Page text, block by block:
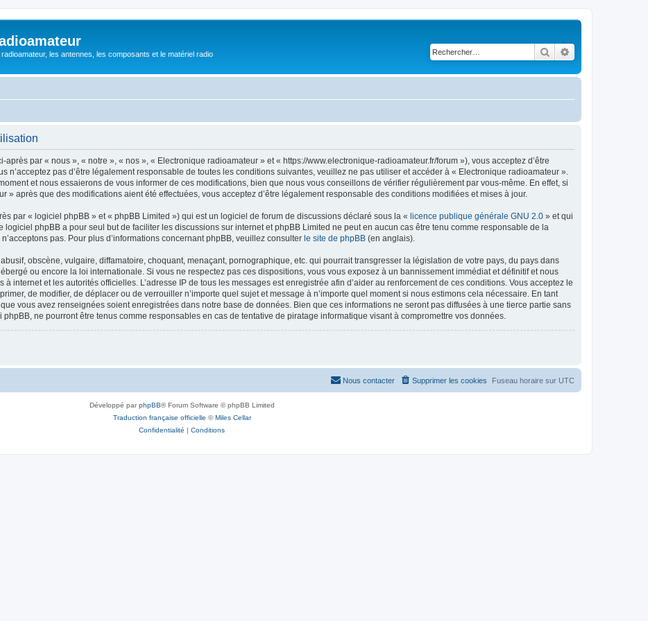
les antennes, les composants et le matériel radio Rechercher
par « nous », « notre », « nos », « Electronique radioamateur » et « https://www.electronique-radioamateur.fr/forum »), vous acceptez d’être
n’acceptez pas d’être légalement responsable de toutes les conditions suivantes, veuillez ne pas utiliser et accéder à « Electronique radioamateur ».
et nous essaierons de vous informer de ces modifications, bien que nous vous conseillons de vérifier régulièrement par vous-même. En effet, si
» après que des modifications aient été effectuées, vous acceptez d’être légalement responsable des conditions modifiées et mises à jour.
par « logiciel phpBB » et « phpBB Limited ») qui est un logiciel de forum de discussions déclaré sous la « licence publique générale GNU 2.0 » et qui
logiciel phpBB a pour seul but de faciliter les discussions sur internet et phpBB Limited ne peut en aucun cas être tenu comme responsable de la
pas. Pour plus d’informations concernant phpBB, veuillez consulter le site de phpBB (en anglais).
obscène, vulgaire, diffamatoire, choquant, menaçant, pornographique, etc. qui pourrait transgresser la législation de votre pays, du pays dans
ou encore la loi internationale. Si vous ne respectez pas ces dispositions, vous vous exposez à un bannissement immédiat et définitif et nous
à internet et les autorités officielles. L’adresse IP de tous les messages est enregistrée afin d’aider au renforcement de ces conditions. Vous acceptez le
de modifier, de déplacer ou de verrouiller n’importe quel sujet et message à n’importe quel moment si nous estimons cela nécessaire. En tant
vous avez renseignées soient enregistrées dans notre base de données. Bien que ces informations ne seront pas diffusées à une tierce partie sans
ne pourront être tenus comme responsables en cas de tentative de piratage informatique visant à compromettre vos données.
Fuseau horaire sur UTC
Supprimer les cookies
Nous contacter
Développé parphpBB® Forum Software © phpBB Limited
Traduction française officielle ©Miles Cellar
Confidentialité | Conditions